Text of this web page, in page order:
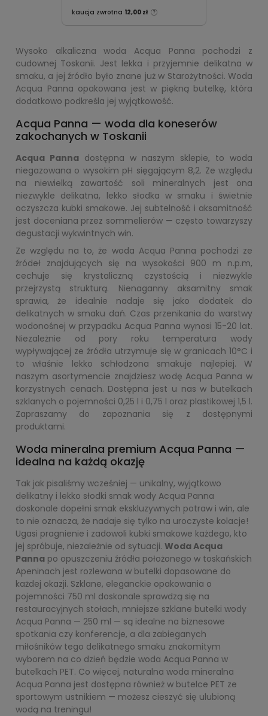
kaucja zwrotna 12,00 zł
Wysoko alkaliczna woda Acqua Panna pochodzi z
cudownej Toskanii. Jest lekka i przyjemnie delikatna w
smaku, a jej źródło było znane już w Starożytności. Woda
Acqua Panna opakowana jest w piękną butelkę, która
dodatkowo podkreśla jej wyjątkowość.
Acqua Panna — woda dla koneserów
zakochanych w Toskanii
Acqua Panna dostępna w naszym sklepie, to woda
niegazowana o wysokim pH sięgającym 8,2. Ze względu
na niewielką zawartość soli mineralnych jest ona
niezwykle delikatna, lekko słodka w smaku i świetnie
oczyszcza kubki smakowe. Jej subtelność i aksamitność
jest doceniana przez sommelierów — często towarzyszy
degustacji wykwintnych win.
Ze względu na to, że woda Acqua Panna pochodzi ze
źródeł znajdujących się na wysokości 900 m n.p.m,
cechuje się krystaliczną czystością i niezwykle
przejrzystą strukturą. Nienaganny aksamitny smak
sprawia, że idealnie nadaje się jako dodatek do
delikatnych w smaku dań. Czas przenikania do warstwy
wodonośnej w przypadku Acqua Panna wynosi 15-20 lat.
Niezależnie od pory roku temperatura wody
wypływającej ze źródła utrzymuje się w granicach 10°C i
to właśnie lekko schłodzona smakuje najlepiej. W
naszym asortymencie znajdziesz wodę Acqua Panna w
korzystnych cenach. Dostępna jest u nas w butelkach
szklanych o pojemności 0,25 l i 0,75 l oraz plastikowej 1,5 l.
Zapraszamy do zapoznania się z dostępnymi
produktami.
Woda mineralna premium Acqua Panna —
idealna na każdą okazję
Tak jak pisaliśmy wcześniej — unikalny, wyjątkowo
delikatny i lekko słodki smak wody Acqua Panna
doskonale dopełni smak ekskluzywnych potraw i win, ale
to nie oznacza, że nadaje się tylko na uroczyste kolacje!
Ugasi pragnienie i zadowoli kubki smakowe każdego, kto
jej spróbuje, niezależnie od sytuacji. Woda Acqua
Panna po opuszczeniu źródła położonego w toskańskich
Apeninach jest rozlewana w butelki dopasowane do
każdej okazji. Szklane, eleganckie opakowania o
pojemności 750 ml doskonale sprawdzą się na
restauracyjnych stołach, mniejsze szklane butelki wody
Acqua Panna — 250 ml — są idealne na biznesowe
spotkania czy konferencje, a dla zabieganych
miłośników tego delikatnego smaku znakomitym
wyborem na co dzień będzie woda Acqua Panna w
butelkach PET. Co więcej, naturalna woda mineralna
Acqua Panna jest dostępna również w butelce PET ze
sportowym ustnikiem — możesz cieszyć się ulubioną
wodą na treningu!